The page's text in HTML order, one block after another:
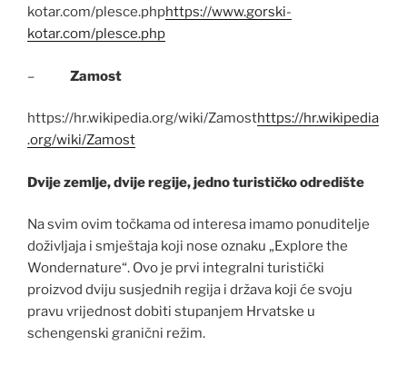
kotar.com/plesce.phphttps://www.gorski-
kotar.com/plesce.php
– Zamost
https://hr.wikipedia.org/wiki/Zamosthttps://hr.wikipedia
.org/wiki/Zamost
Dvije zemlje, dvije regije, jedno turističko odredište
Na svim ovim točkama od interesa imamo ponuditelje
doživljaja i smještaja koji nose oznaku „Explore the
Wondernature“. Ovo je prvi integralni turistički
proizvod dviju susjednih regija i država koji će svoju
pravu vrijednost dobiti stupanjem Hrvatske u
schengenski granični režim.